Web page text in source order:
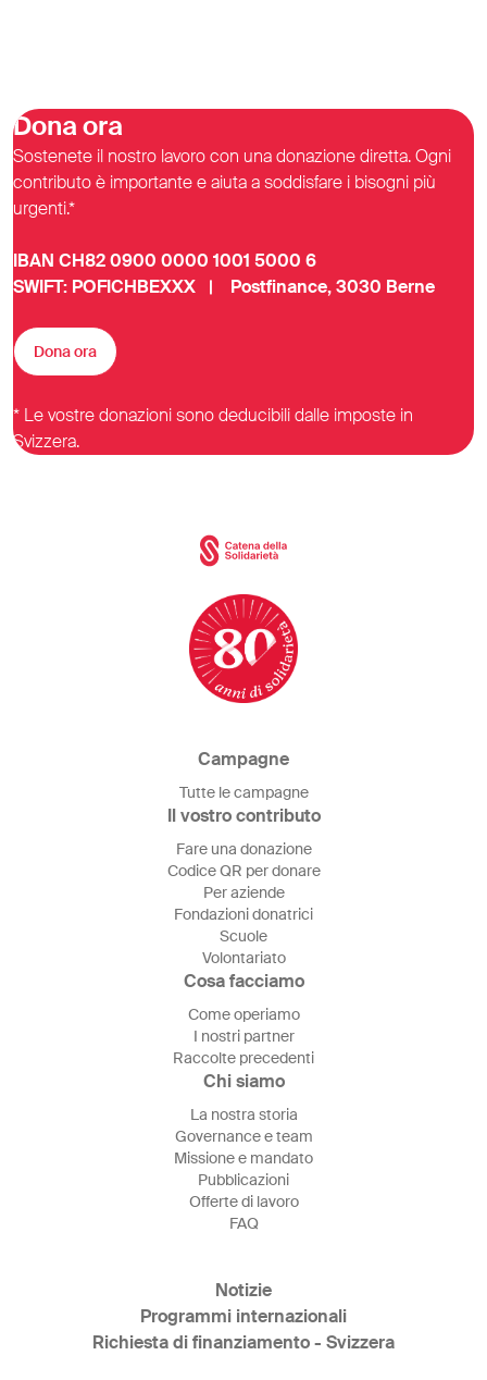
Dona ora
Sostenete il nostro lavoro con una donazione diretta. Ogni
contributo è importante e aiuta a soddisfare i bisogni più
urgenti.*
IBAN CH82 0900 0000 1001 5000 6
SWIFT: POFICHBEXXX | Postfinance, 3030 Berne
Dona ora
* Le vostre donazioni sono deducibili dalle imposte in
Svizzera.
Campagne
Tutte le campagne
Il vostro contributo
Fare una donazione
Codice QR per donare
Per aziende
Fondazioni donatrici
Scuole
Volontariato
Cosa facciamo
Come operiamo
I nostri partner
Raccolte precedenti
Chi siamo
La nostra storia
Governance e team
Missione e mandato
Pubblicazioni
Offerte di lavoro
FAQ
Notizie
Programmi internazionali
Richiesta di finanziamento - Svizzera